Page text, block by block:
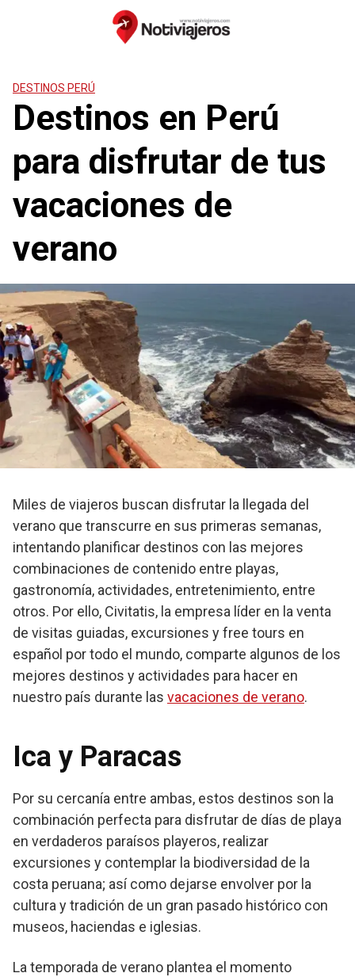
DESTINOS PERÚ
Destinos en Perú
para disfrutar de tus
vacaciones de
verano
Miles de viajeros buscan disfrutar la llegada del
verano que transcurre en sus primeras semanas,
intentando planificar destinos con las mejores
combinaciones de contenido entre playas,
gastronomía, actividades, entretenimiento, entre
otros. Por ello, Civitatis, la empresa líder en la venta
de visitas guiadas, excursiones y free tours en
español por todo el mundo, comparte algunos de los
mejores destinos y actividades para hacer en
nuestro país durante las vacaciones de verano.
Ica y Paracas
Por su cercanía entre ambas, estos destinos son la
combinación perfecta para disfrutar de días de playa
en verdaderos paraísos playeros, realizar
excursiones y contemplar la biodiversidad de la
costa peruana; así como dejarse envolver por la
cultura y tradición de un gran pasado histórico con
museos, haciendas e iglesias.
La temporada de verano plantea el momento